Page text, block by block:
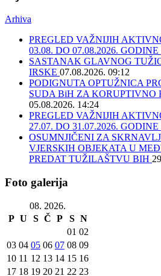
Arhiva
PREGLED VAŽNIJIH
03.08. DO 07.08.2026. GODINE
SASTANAK GLAVNOG
IRSKE 07.08.2026. 09:12
PODIGNUTA OPTUŽNICA
SUDA BiH ZA KORUPTIVNO
05.08.2026. 14:24
PREGLED VAŽNIJIH
27.07. DO 31.07.2026. GODINE
OSUMNJIČENI ZA
VJERSKIH OBJEKATA U
PREDAT TUŽILAŠTVU BIH
Foto galerija
08. 2026.
P U S Č P S N
01 02
03 04 05 06 07 08 09
10 11 12 13 14 15 16
17 18 19 20 21 22 23